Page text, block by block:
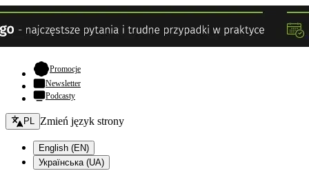
Promocje- otwiera się w nowej karcie
Newsletter
Podcasty
Zmień język - bieżący:
PL Zmień język strony
English (EN)
Українська (UA)